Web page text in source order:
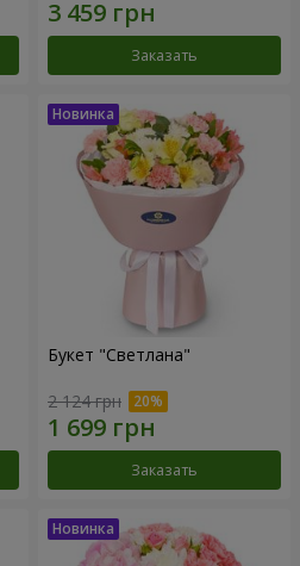
Заказать
Букет "Светлана"
2 124 грн
Заказать